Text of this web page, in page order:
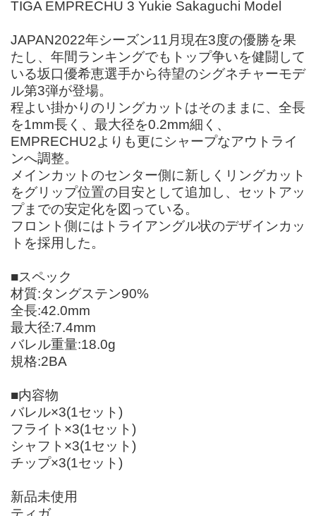
TIGA EMPRECHU 3 Yukie Sakaguchi Model
JAPAN2022年シーズン11月現在3度の優勝を果
たし、年間ランキングでもトップ争いを健闘して
いる坂口優希恵選手から待望のシグネチャーモデ
ル第3弾が登場。
程よい掛かりのリングカットはそのままに、全長
を1mm長く、最大径を0.2mm細く、
EMPRECHU2よりも更にシャープなアウトライ
ンへ調整。
メインカットのセンター側に新しくリングカット
をグリップ位置の目安として追加し、セットアッ
プまでの安定化を図っている。
フロント側にはトライアングル状のデザインカッ
トを採用した。
■スペック
材質:タングステン90%
全長:42.0mm
最大径:7.4mm
バレル重量:18.0g
規格:2BA
■内容物
バレル×3(1セット)
フライト×3(1セット)
シャフト×3(1セット)
チップ×3(1セット)
新品未使用